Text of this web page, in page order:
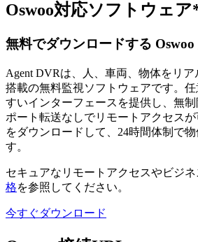
Oswoo対応ソフトウェア
無料でダウンロードする
Agent DVRは、人、車両、物体をリ
搭載の無料監視ソフトウェアです。
すいインターフェースを提供し、無制
ポート転送なしでリモートアクセス
をダウンロードして、24時間体制で
す。
セキュアなリモートアクセスやビジネ
格を参照してください。
今すぐダウンロード